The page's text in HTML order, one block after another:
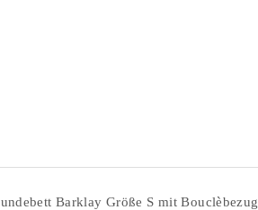
Barklay Größe S mit Bouclèbezug